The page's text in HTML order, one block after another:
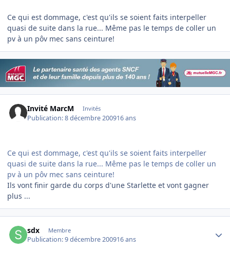
Ce qui est dommage, c'est qu'ils se soient faits interpeller
quasi de suite dans la rue... Même pas le temps de coller un
pv à un pôv mec sans ceinture!
Invité MarcM Invités
Publication:8 décembre 200916 ans
Ce qui est dommage, c'est qu'ils se soient faits interpeller
quasi de suite dans la rue... Même pas le temps de coller un
pv à un pôv mec sans ceinture!
Ils vont finir garde du corps d'une Starlette et vont gagner
plus ...
sdx Membre
Publication:9 décembre 200916 ans